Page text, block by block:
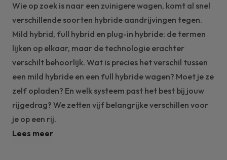
Wie op zoek is naar een zuinigere wagen, komt al snel
verschillende soorten hybride aandrijvingen tegen.
Mild hybrid, full hybrid en plug-in hybride: de termen
lijken op elkaar, maar de technologie erachter
verschilt behoorlijk. Wat is precies het verschil tussen
een mild hybride en een full hybride wagen? Moet je ze
zelf opladen? En welk systeem past het best bij jouw
rijgedrag? We zetten vijf belangrijke verschillen voor
je op een rij.
Lees meer